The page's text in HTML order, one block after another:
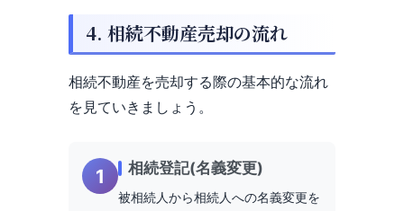
4. 相続不動産売却の流れ
相続不動産を売却する際の基本的な流れ
を見ていきましょう。
1 相続登記(名義変更)
被相続人から相続人への名義変更を